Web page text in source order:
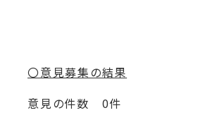
〇意見募集の結果
意見の件数 0件